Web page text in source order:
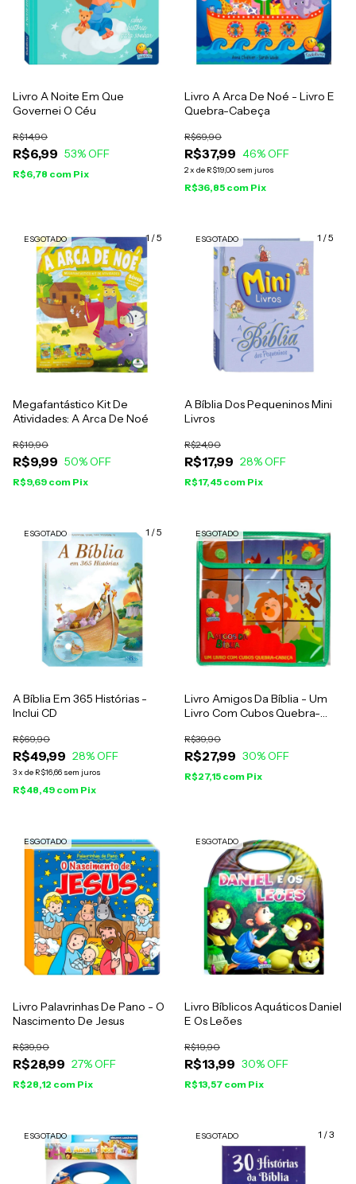
Livro A Noite Em Que
Governei O Céu
R$6,99
R$14,90
53% OFF
R$6,78 com Pix
Livro A Arca De Noé - Livro E
Quebra-Cabeça
R$37,99
R$69,90
46% OFF
2x de R$19,00 sem juros
R$36,85 com Pix
1 /5
ESGOTADO
Megafantástico Kit De
Atividades: A Arca De Noé
R$9,99
R$19,90
50% OFF
R$9,69 com Pix
1 /5
ESGOTADO
A Bíblia Dos Pequeninos Mini
Livros
R$17,99
R$24,90
28% OFF
R$17,45 com Pix
1 /5
ESGOTADO
A Bíblia Em 365 Histórias -
Inclui CD
R$49,99
R$69,90
28% OFF
3x de R$16,66 sem juros
R$48,49 com Pix
ESGOTADO
Livro Amigos Da Bíblia - Um
Livro Com Cubos Quebra-
R$27,99
R$39,90
30% OFF
R$27,15 com Pix
ESGOTADO
Livro Palavrinhas De Pano - O
Nascimento De Jesus
R$28,99
R$39,90
27% OFF
R$28,12 com Pix
ESGOTADO
Livro Bíblicos Aquáticos Daniel
E Os Leões
R$13,99
R$19,90
30% OFF
R$13,57 com Pix
ESGOTADO 1 /3
ESGOTADO